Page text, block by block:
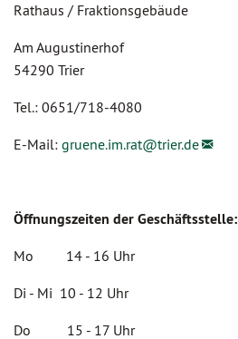
Rathaus / Fraktionsgebäude
Am Augustinerhof
54290 Trier
Tel.: 0651/718-4080
E-Mail: gruene.im.rat@trier.de
Öffnungszeiten der Geschäftsstelle:
Mo 14 - 16 Uhr
Di - Mi 10 - 12 Uhr
Do 15 - 17 Uhr